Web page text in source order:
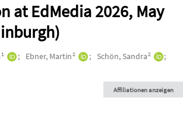
at EdMedia 2026, May
1 Ebner, Martin2 Schön, Sandra2
Affiliationen anzeigen